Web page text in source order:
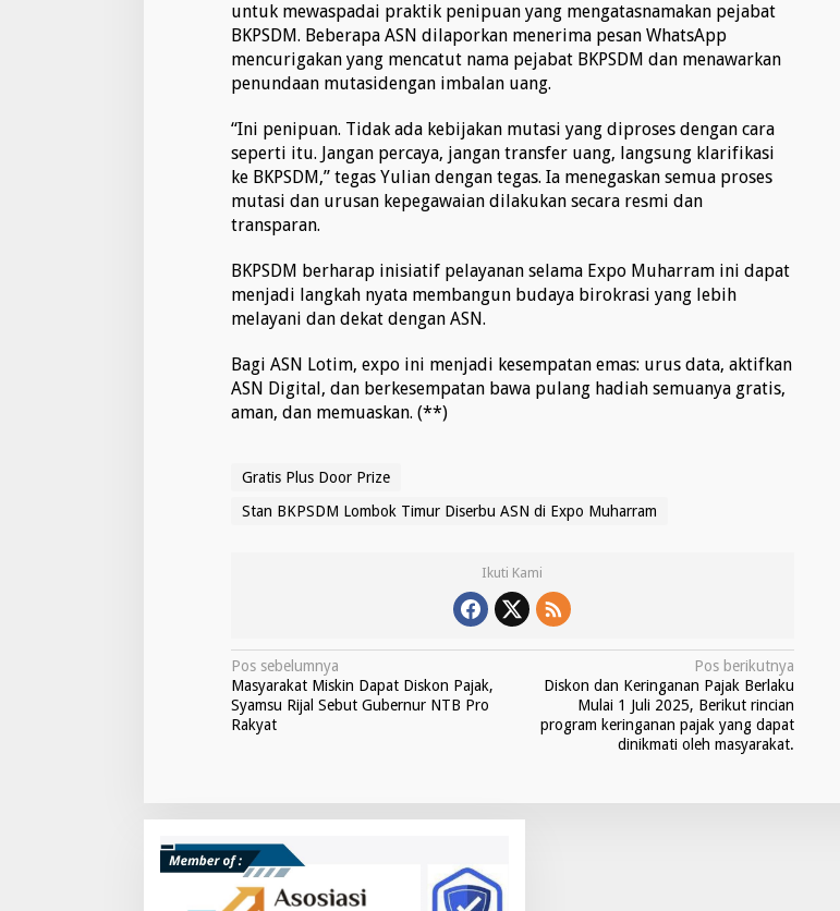
untuk mewaspadai praktik penipuan yang mengatasnamakan pejabat
BKPSDM. Beberapa ASN dilaporkan menerima pesan WhatsApp
mencurigakan yang mencatut nama pejabat BKPSDM dan menawarkan
penundaan mutasidengan imbalan uang.
“Ini penipuan. Tidak ada kebijakan mutasi yang diproses dengan cara
seperti itu. Jangan percaya, jangan transfer uang, langsung klarifikasi
ke BKPSDM,” tegas Yulian dengan tegas. Ia menegaskan semua proses
mutasi dan urusan kepegawaian dilakukan secara resmi dan
transparan.
BKPSDM berharap inisiatif pelayanan selama Expo Muharram ini dapat
menjadi langkah nyata membangun budaya birokrasi yang lebih
melayani dan dekat dengan ASN.
Bagi ASN Lotim, expo ini menjadi kesempatan emas: urus data, aktifkan
ASN Digital, dan berkesempatan bawa pulang hadiah semuanya gratis,
aman, dan memuaskan. (**)
Gratis Plus Door Prize
Stan BKPSDM Lombok Timur Diserbu ASN di Expo Muharram
Ikuti Kami
N
a
v
a
s
i
Pos sebelumnya
Masyarakat Miskin Dapat Diskon Pajak,
Syamsu Rijal Sebut Gubernur NTB Pro
Rakyat
Pos berikutnya
Diskon dan Keringanan Pajak Berlaku
Mulai 1 Juli 2025, Berikut rincian
program keringanan pajak yang dapat
dinikmati oleh masyarakat.